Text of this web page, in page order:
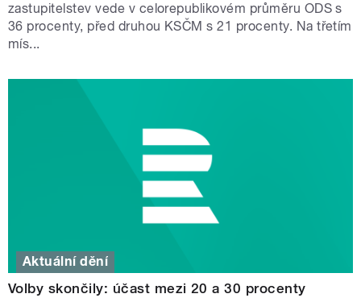
zastupitelstev vede v celorepublikovém průměru ODS s
36 procenty, před druhou KSČM s 21 procenty. Na třetím
mís...
Aktuální dění
Volby skončily: účast mezi 20 a 30 procenty